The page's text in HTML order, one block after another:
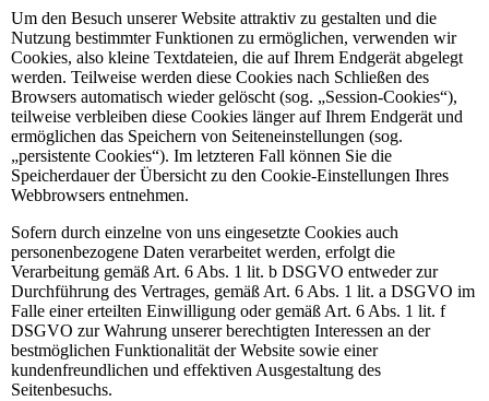
Um den Besuch unserer Website attraktiv zu gestalten und die
Nutzung bestimmter Funktionen zu ermöglichen, verwenden wir
Cookies, also kleine Textdateien, die auf Ihrem Endgerät abgelegt
werden. Teilweise werden diese Cookies nach Schließen des
Browsers automatisch wieder gelöscht (sog. „Session-Cookies“),
teilweise verbleiben diese Cookies länger auf Ihrem Endgerät und
ermöglichen das Speichern von Seiteneinstellungen (sog.
„persistente Cookies“). Im letzteren Fall können Sie die
Speicherdauer der Übersicht zu den Cookie-Einstellungen Ihres
Webbrowsers entnehmen.
Sofern durch einzelne von uns eingesetzte Cookies auch
personenbezogene Daten verarbeitet werden, erfolgt die
Verarbeitung gemäß Art. 6 Abs. 1 lit. b DSGVO entweder zur
Durchführung des Vertrages, gemäß Art. 6 Abs. 1 lit. a DSGVO im
Falle einer erteilten Einwilligung oder gemäß Art. 6 Abs. 1 lit. f
DSGVO zur Wahrung unserer berechtigten Interessen an der
bestmöglichen Funktionalität der Website sowie einer
kundenfreundlichen und effektiven Ausgestaltung des
Seitenbesuchs.